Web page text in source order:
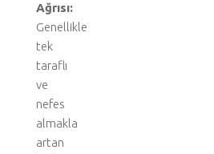
Ağrısı:
Genellikle
tek
taraflı
ve
nefes
almakla
artan